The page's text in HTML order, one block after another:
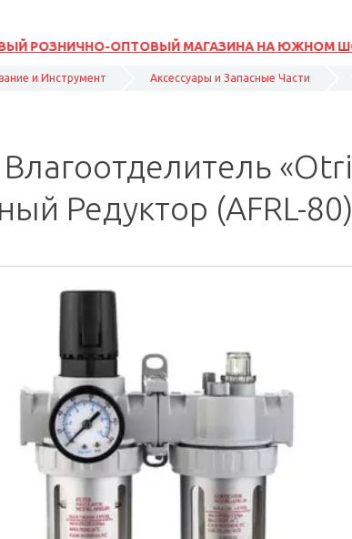
ШОССЕ, 37К1, ЛИТ Б
и Инструмент Аксессуары и Запасные Части
Редуктор (AFRL-80)